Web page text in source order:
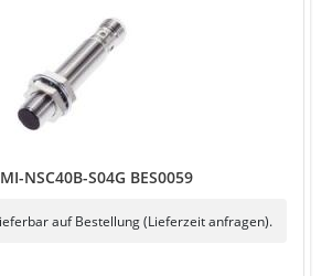
NSC40B-S04G BES0059
auf Bestellung (Lieferzeit anfragen).